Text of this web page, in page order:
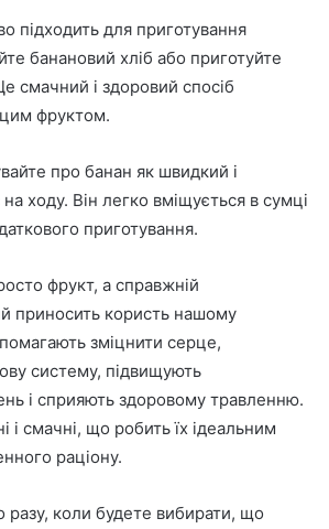
підходить для приготування
банановий хліб або приготуйте
смачний і здоровий спосіб
фруктом.
про банан як швидкий і
ходу. Він легко вміщується в сумці
приготування.
фрукт, а справжній
приносить користь нашому
зміцнити серце,
систему, підвищують
і сприяють здоровому травленню.
і смачні, що робить їх ідеальним
раціону.
разу, коли будете вибирати, що